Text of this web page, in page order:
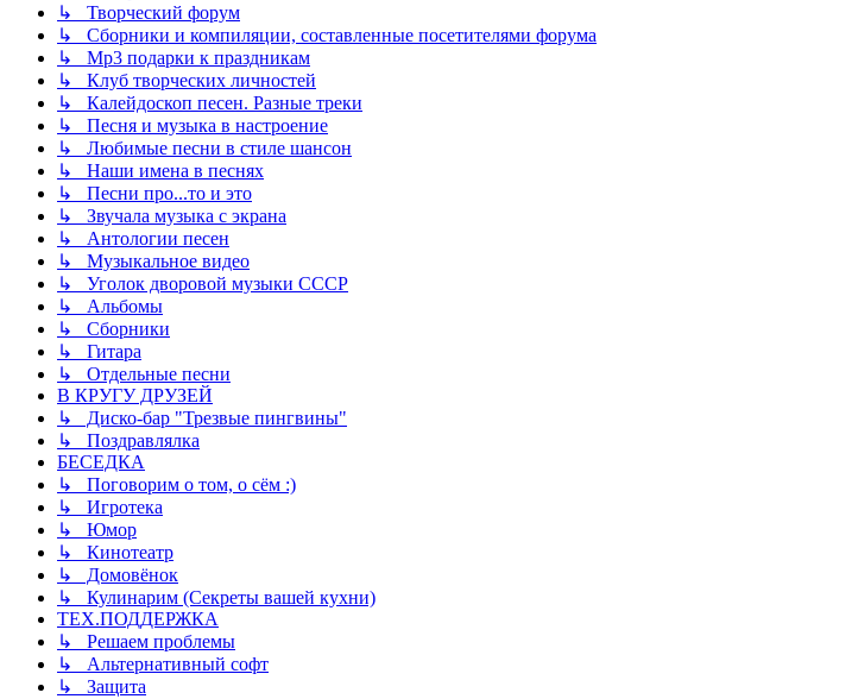
↳ Творческий форум
↳ Сборники и компиляции, составленные посетителями форума
↳ Mp3 подарки к праздникам
↳ Клуб творческих личностей
↳ Калейдоскоп песен. Разные треки
↳ Песня и музыка в настроение
↳ Любимые песни в стиле шансон
↳ Наши имена в песнях
↳ Песни про...то и это
↳ Звучала музыка с экрана
↳ Антологии песен
↳ Музыкальное видео
↳ Уголок дворовой музыки СССР
↳ Альбомы
↳ Сборники
↳ Гитара
↳ Отдельные песни
В КРУГУ ДРУЗЕЙ
↳ Диско-бар "Трезвые пингвины"
↳ Поздравлялка
БЕСЕДКА
↳ Поговорим о том, о сём :)
↳ Игротека
↳ Юмор
↳ Кинотеатр
↳ Домовёнок
↳ Кулинарим (Секреты вашей кухни)
ТЕХ.ПОДДЕРЖКА
↳ Решаем проблемы
↳ Альтернативный софт
↳ Защита